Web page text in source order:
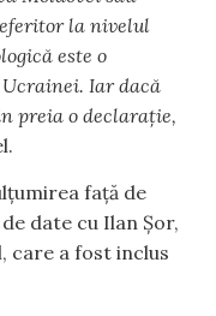
la nivelul
este o
Iar dacă
preia o declarație,
față de
date cu Ilan Șor,
care a fost inclus